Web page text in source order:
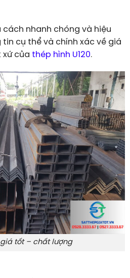
cách nhanh chóng và hiệu
cụ thể và chính xác về giá
xứ của thép hình U120.
giá tốt – chất lượng